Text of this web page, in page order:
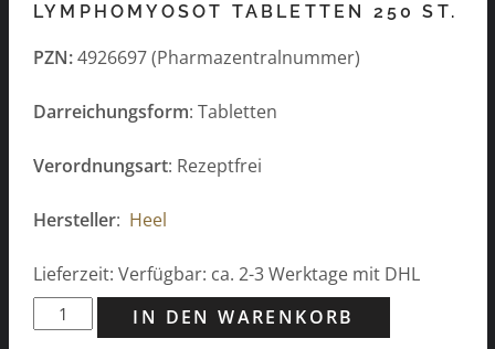
LYMPHOMYOSOT TABLETTEN 250 ST.
PZN:4926697 (Pharmazentralnummer)
Darreichungsform: Tabletten
Verordnungsart: Rezeptfrei
Hersteller: Heel
Lieferzeit: Verfügbar: ca. 2-3 Werktage mit DHL
Lymphomyosot
Tabletten
IN DEN WARENKORB